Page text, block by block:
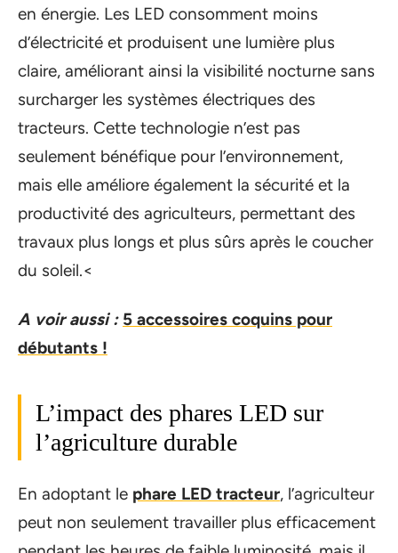
en énergie. Les LED consomment moins
d’électricité et produisent une lumière plus
claire, améliorant ainsi la visibilité nocturne sans
surcharger les systèmes électriques des
tracteurs. Cette technologie n’est pas
seulement bénéfique pour l’environnement,
mais elle améliore également la sécurité et la
productivité des agriculteurs, permettant des
travaux plus longs et plus sûrs après le coucher
du soleil.<
A voir aussi : 5 accessoires coquins pour
débutants !
L’impact des phares LED sur
l’agriculture durable
En adoptant le phare LED tracteur, l’agriculteur
peut non seulement travailler plus efficacement